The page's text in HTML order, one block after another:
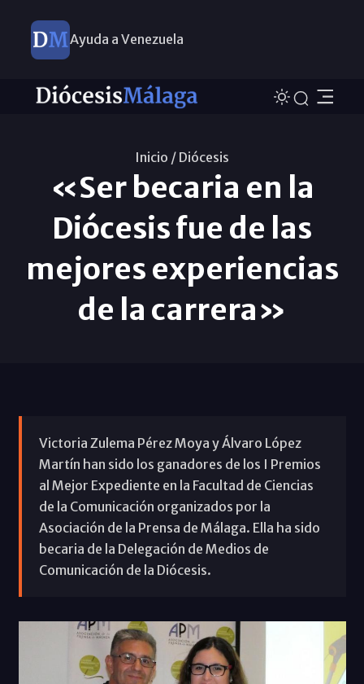
Ayuda a Venezuela
Inicio / Diócesis
«Ser becaria en la
Diócesis fue de las
mejores experiencias
de la carrera»
Victoria Zulema Pérez Moya y Álvaro López
Martín han sido los ganadores de los I Premios
al Mejor Expediente en la Facultad de Ciencias
de la Comunicación organizados por la
Asociación de la Prensa de Málaga. Ella ha sido
becaria de la Delegación de Medios de
Comunicación de la Diócesis.